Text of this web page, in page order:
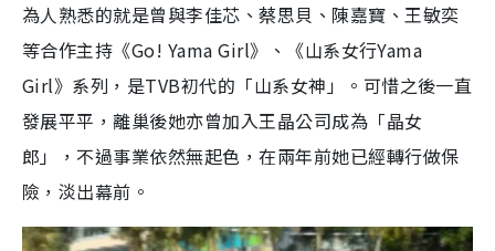
為人熟悉的就是曾與李佳芯、蔡思貝、陳嘉寶、王敏奕
等合作主持《Go! Yama Girl》、《山系女行Yama
Girl》系列，是TVB初代的「山系女神」。 可惜之後一直
發展平平，離巢後她亦曾加入王晶公司成為「晶女
郎」，不過事業依然無起色，在兩年前她已經轉行做保
險，淡出幕前。